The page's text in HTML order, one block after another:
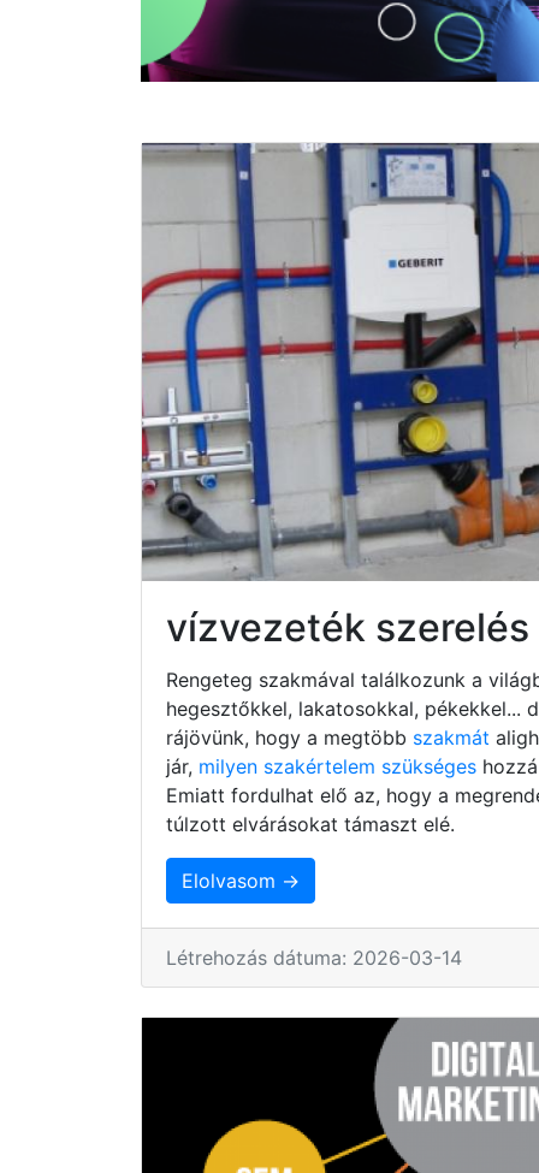
vízvezeték
Rengeteg szakmával találkozunk a
hegesztőkkel, lakatosokkal, pékekkel...
rájövünk, hogy a megtöbb szakmát
jár, milyen szakértelem szükséges
Emiatt fordulhat elő az, hogy a
túlzott elvárásokat támaszt elé.
Elolvasom →
Létrehozás dátuma: 2026-03-14